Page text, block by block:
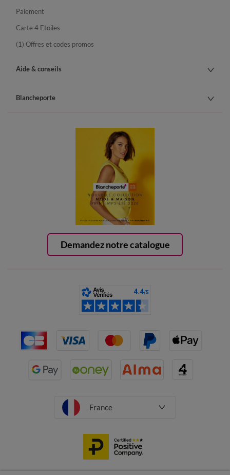
Demandez notre catalogue
Paiement
Carte 4 Etoiles
(1) Offres et codes promos
Aide & conseils
Blancheporte
France